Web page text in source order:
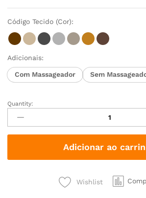
Código Tecido (Cor):
Adicionais:
Com Massageador Sem
Quantity:
Adicionar ao
Wishlist